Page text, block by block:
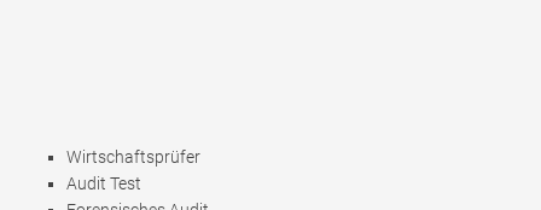
Wirtschaftsprüfer
Audit Test